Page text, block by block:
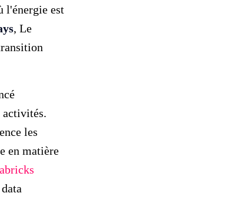
l'énergie est
, Le
activités.
les
en matière